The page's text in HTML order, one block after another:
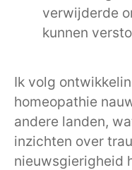
verwijderde
kunnen
Ik volg
homeopathie
andere landen,
inzichten over
nieuwsgierigheid